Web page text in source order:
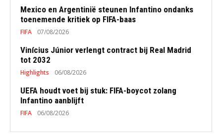
Mexico en Argentinië steunen Infantino ondanks
toenemende kritiek op FIFA-baas
FIFA 07/08/2026
Vinícius Júnior verlengt contract bij Real Madrid
tot 2032
Highlights 06/08/2026
UEFA houdt voet bij stuk: FIFA-boycot zolang
Infantino aanblijft
FIFA 06/08/2026